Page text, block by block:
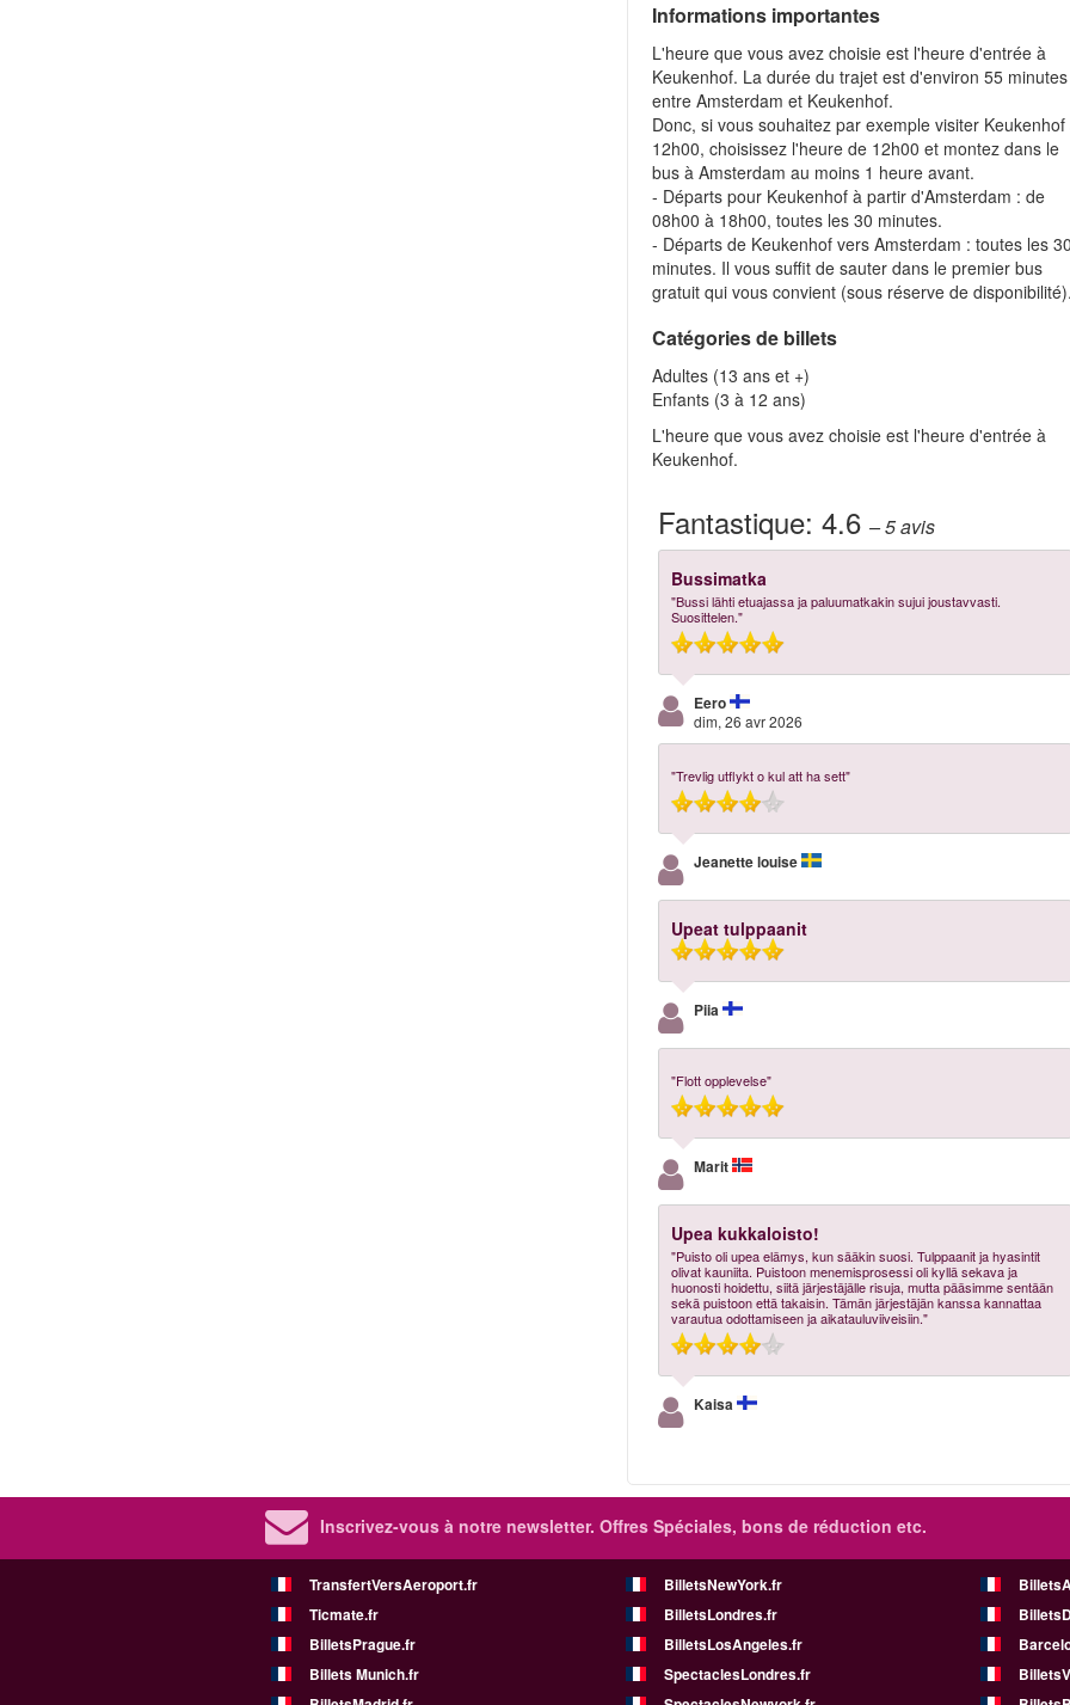
Informations importantes
L'heure que vous avez choisie est l'heure d'entrée à
Keukenhof. La durée du trajet est d'environ 55 minutes
entre Amsterdam et Keukenhof.
Donc, si vous souhaitez par exemple visiter Keukenhof
12h00, choisissez l'heure de 12h00 et montez dans le
bus à Amsterdam au moins 1 heure avant.
- Départs pour Keukenhof à partir d'Amsterdam : de
08h00 à 18h00, toutes les 30 minutes.
- Départs de Keukenhof vers Amsterdam : toutes les 30
minutes. Il vous suffit de sauter dans le premier bus
gratuit qui vous convient (sous réserve de disponibilité).
Catégories de billets
Adultes (13 ans et +)
Enfants (3 à 12 ans)
L'heure que vous avez choisie est l'heure d'entrée à
Keukenhof.
Fantastique:4.6– 5avis
Bussimatka
"Bussi lähti etuajassa ja paluumatkakin sujui joustavvasti.
Suosittelen."
Eero
dim, 26 avr 2026
"Trevlig utflykt o kul att ha sett"
Jeanette louise
Upeat tulppaanit
Piia
"Flott opplevelse"
Marit
Upea kukkaloisto!
"Puisto oli upea elämys, kun sääkin suosi. Tulppaanit ja hyasintit
olivat kauniita. Puistoon menemisprosessi oli kyllä sekava ja
huonosti hoidettu, siitä järjestäjälle risuja, mutta pääsimme sentään
sekä puistoon että takaisin. Tämän järjestäjän kanssa kannattaa
varautua odottamiseen ja aikatauluviiveisiin."
Kaisa
Inscrivez-vous à notre newsletter. Offres Spéciales, bons de réduction etc.
TransfertVersAeroport.fr BilletsNewYork.fr
Ticmate.fr
BilletsLondres.fr
BilletsPrague.fr
BilletsLosAngeles.fr
Billets Munich.fr
SpectaclesLondres.fr